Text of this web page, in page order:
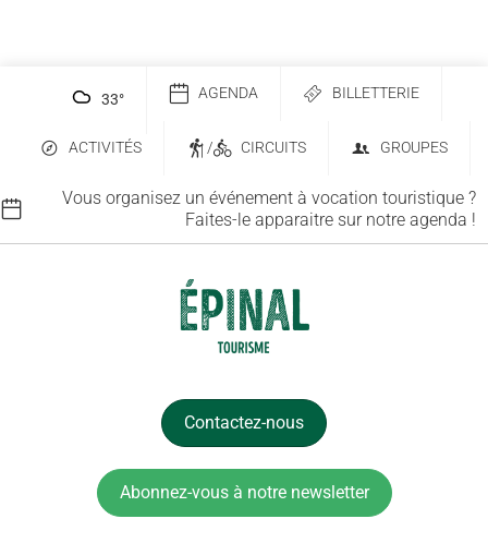
33° AGENDA BILLETTERIE
ACTIVITÉS / CIRCUITS GROUPES
Vous organisez un événement à vocation touristique ?
Faites-le apparaitre sur notre agenda !
Contactez-nous
Abonnez-vous à notre newsletter